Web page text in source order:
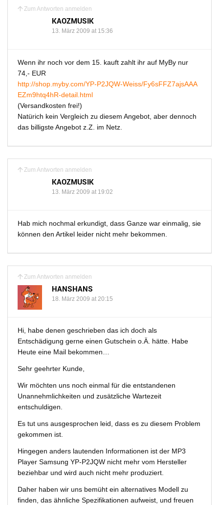
Zum Antworten anmelden
KAOZMUSIK
13. März 2009 at 15:36
Wenn ihr noch vor dem 15. kauft zahlt ihr auf MyBy nur
74,- EUR
http://shop.myby.com/YP-P2JQW-Weiss/Fy6sFFZ7ajsAAA
EZm9htq4hR-detail.html
(Versandkosten frei!)
Natürich kein Vergleich zu diesem Angebot, aber dennoch
das billigste Angebot z.Z. im Netz.
Zum Antworten anmelden
KAOZMUSIK
13. März 2009 at 19:02
Hab mich nochmal erkundigt, dass Ganze war einmalig, sie
können den Artikel leider nicht mehr bekommen.
Zum Antworten anmelden
HANSHANS
18. März 2009 at 20:15
Hi, habe denen geschrieben das ich doch als
Entschädigung gerne einen Gutschein o.Ä. hätte. Habe
Heute eine Mail bekommen…
Sehr geehrter Kunde,
Wir möchten uns noch einmal für die entstandenen
Unannehmlichkeiten und zusätzliche Wartezeit
entschuldigen.
Es tut uns ausgesprochen leid, dass es zu diesem Problem
gekommen ist.
Hingegen anders lautenden Informationen ist der MP3
Player Samsung YP-P2JQW nicht mehr vom Hersteller
beziehbar und wird auch nicht mehr produziert.
Daher haben wir uns bemüht ein alternatives Modell zu
finden, das ähnliche Spezifikationen aufweist, und freuen